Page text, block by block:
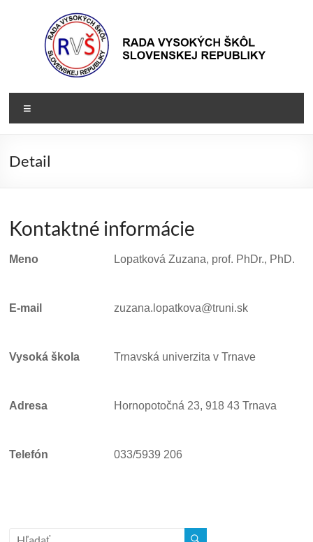
Rada
VŠ
Rada
vysokých
republiky
Detail
Kontaktné informácie
Meno Lopatková Zuzana, prof. PhDr., PhD.
E-mail zuzana.lopatkova@truni.sk
Vysoká škola Trnavská univerzita v Trnave
Adresa Hornopotočná 23, 918 43 Trnava
Telefón 033/5939 206